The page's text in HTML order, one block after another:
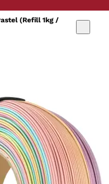
(Refill 1kg /